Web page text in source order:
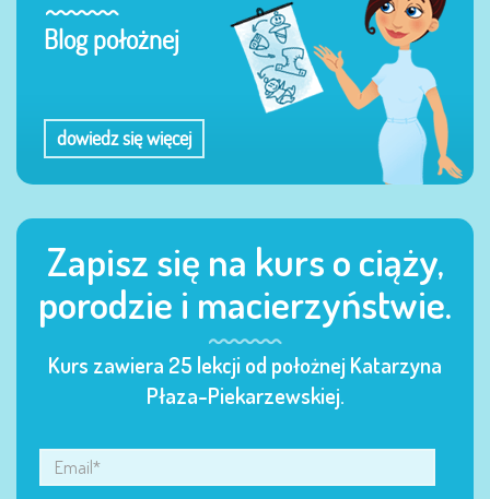
Blog położnej
dowiedz się więcej
Zapisz się na kurs o ciąży,
porodzie i macierzyństwie.
Kurs zawiera 25 lekcji od położnej Katarzyna
Płaza-Piekarzewskiej.